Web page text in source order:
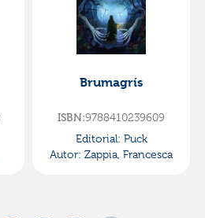
Brumagrís
ISBN:9788410239609
Editorial: Puck
Autor: Zappia, Francesca